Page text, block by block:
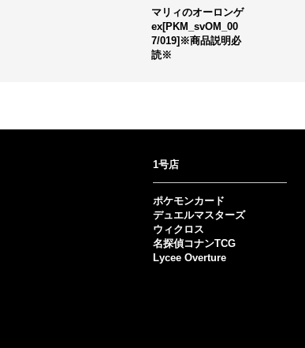
マリィのオーロンゲ
ex[PKM_svOM_00
7/019]※商品説明必
読※
1号店
ポケモンカード
デュエルマスターズ
ウィクロス
名探偵コナンTCG
Lycee Overture